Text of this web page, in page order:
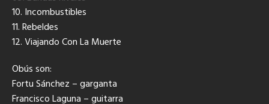
10. Incombustibles
11. Rebeldes
12. Viajando Con La Muerte
Obús son:
Fortu Sánchez – garganta
Francisco Laguna – guitarra